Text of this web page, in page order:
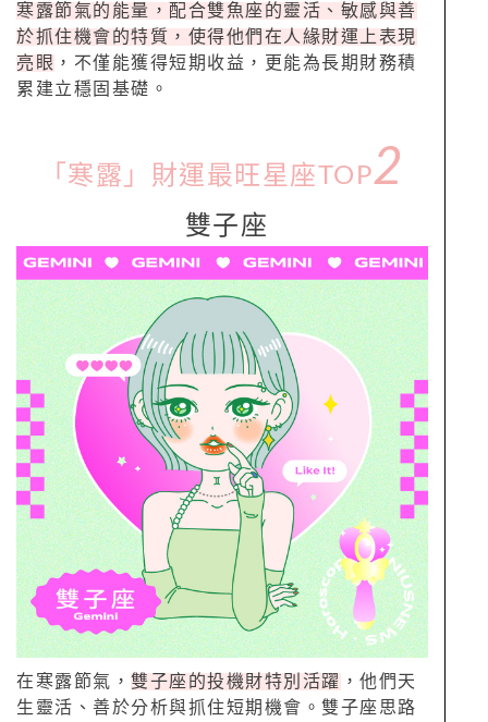
寒露節氣的能量，配合雙魚座的靈活、敏感與善
於抓住機會的特質，使得他們在人緣財運上表現
亮眼 ，不僅能獲得短期收益，更能為長期財務積
累建立穩固基礎。
「寒露」財運最旺星座TOP2
雙子座
在寒露節氣， 雙子座的投機財特別活躍 ，他們天
生靈活、善於分析與抓住短期機會。雙子座思路